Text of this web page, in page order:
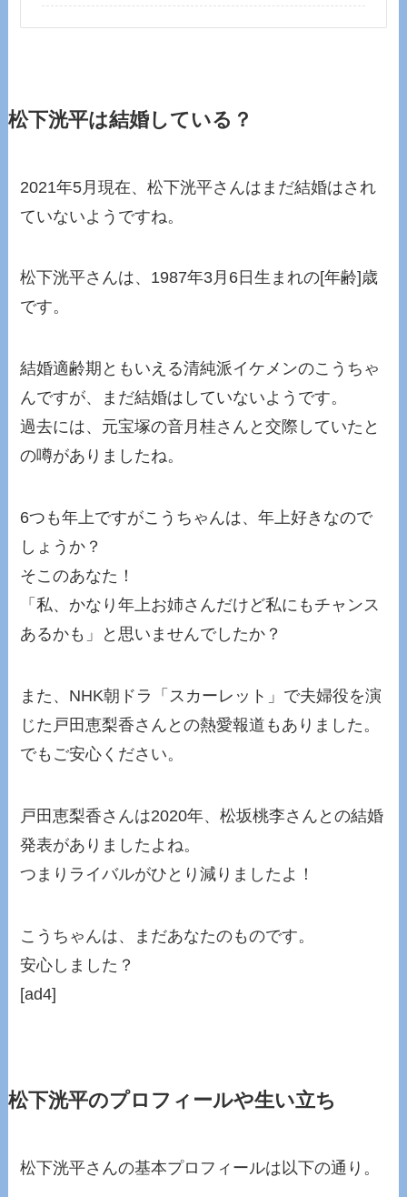
松下洸平は結婚している？
2021年5月現在、松下洸平さんはまだ結婚はされ
ていないようですね。
松下洸平さんは、1987年3月6日生まれの[年齢]歳
です。
結婚適齢期ともいえる清純派イケメンのこうちゃ
んですが、まだ結婚はしていないようです。
過去には、元宝塚の音月桂さんと交際していたと
の噂がありましたね。
6つも年上ですがこうちゃんは、年上好きなので
しょうか？
そこのあなた！
「私、かなり年上お姉さんだけど私にもチャンス
あるかも」と思いませんでしたか？
また、NHK朝ドラ「スカーレット」で夫婦役を演
じた戸田恵梨香さんとの熱愛報道もありました。
でもご安心ください。
戸田恵梨香さんは2020年、松坂桃李さんとの結婚
発表がありましたよね。
つまりライバルがひとり減りましたよ！
こうちゃんは、まだあなたのものです。
安心しました？
[ad4]
松下洸平のプロフィールや生い立ち
松下洸平さんの基本プロフィールは以下の通り。